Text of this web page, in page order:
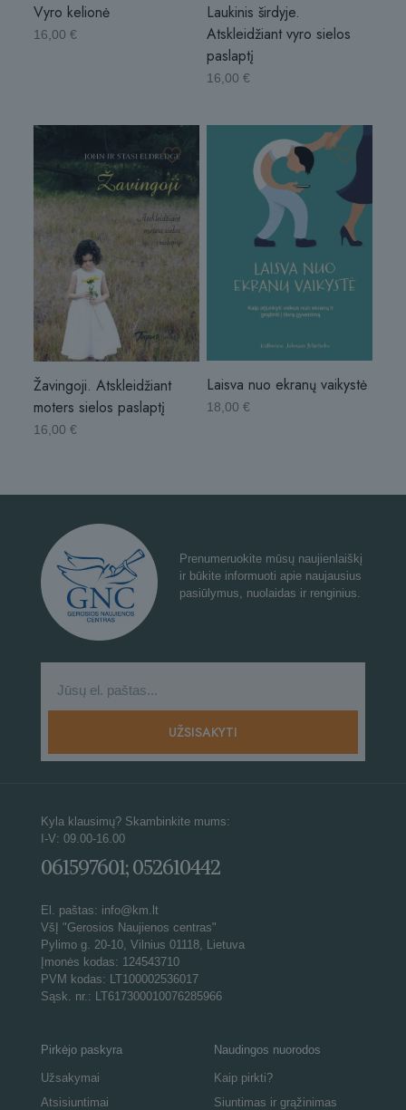
Vyro kelionė
16,00 €
Laukinis širdyje.
Atskleidžiant vyro sielos
paslaptį
16,00 €
Žavingoji. Atskleidžiant
moters sielos paslaptį
16,00 €
Laisva nuo ekranų vaikystė
18,00 €
Prenumeruokite mūsų naujienlaiškį
ir būkite informuoti apie naujausius
pasiūlymus, nuolaidas ir renginius.
Kyla klausimų? Skambinkite mums:
I-V: 09.00-16.00
061597601; 052610442
El. paštas: info@km.lt
VšĮ "Gerosios Naujienos centras"
Pylimo g. 20-10, Vilnius 01118, Lietuva
Įmonės kodas: 124543710
PVM kodas: LT100002536017
Sąsk. nr.: LT617300010076285966
Pirkėjo paskyra
Užsakymai
Atsisiuntimai
Naudingos nuorodos
Kaip pirkti?
Siuntimas ir grąžinimas